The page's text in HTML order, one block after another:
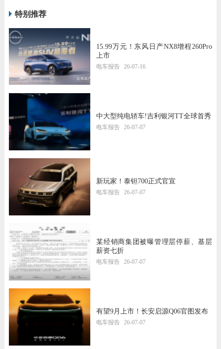
特别推荐
15.99万元！东风日产NX8增程260Pro
上市
电车报告 26-07-16
中大型纯电轿车!吉利银河TT全球首秀
电车报告 26-07-07
新玩家！泰钽700正式官宣
电车报告 26-07-07
某经销商集团被曝管理层停薪、基层
薪资七折
电车报告 26-07-07
有望9月上市！长安启源Q06官图发布
电车报告 26-07-07